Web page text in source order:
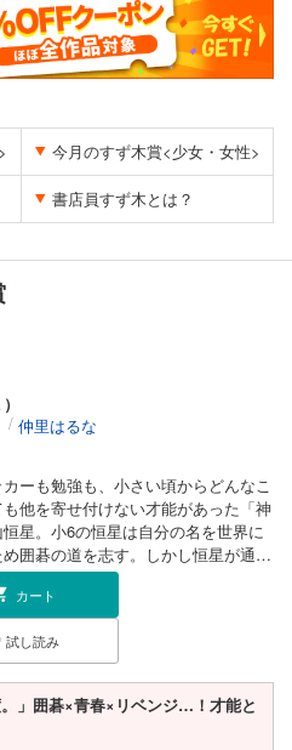
今月のすず木賞<少女・女性>
書店員すず木とは？
/ 仲里はるな
ーも勉強も、小さい頃からどんなこ
他を寄せ付けない才能があった「神
星。小6の恒星は自分の名を世界に
囲碁の道を志す。しかし恒星が通っ
いたのはその才能をも握り潰す5人
少女だったーー。挫折を経験し平凡な
校生になった恒星は再び囲碁と出会
才能を開花させ5人へのリベンジを誓
、あの無敵感を取り戻すためにー
カート
試し読み
」囲碁×青春×リベンジ…！才能と